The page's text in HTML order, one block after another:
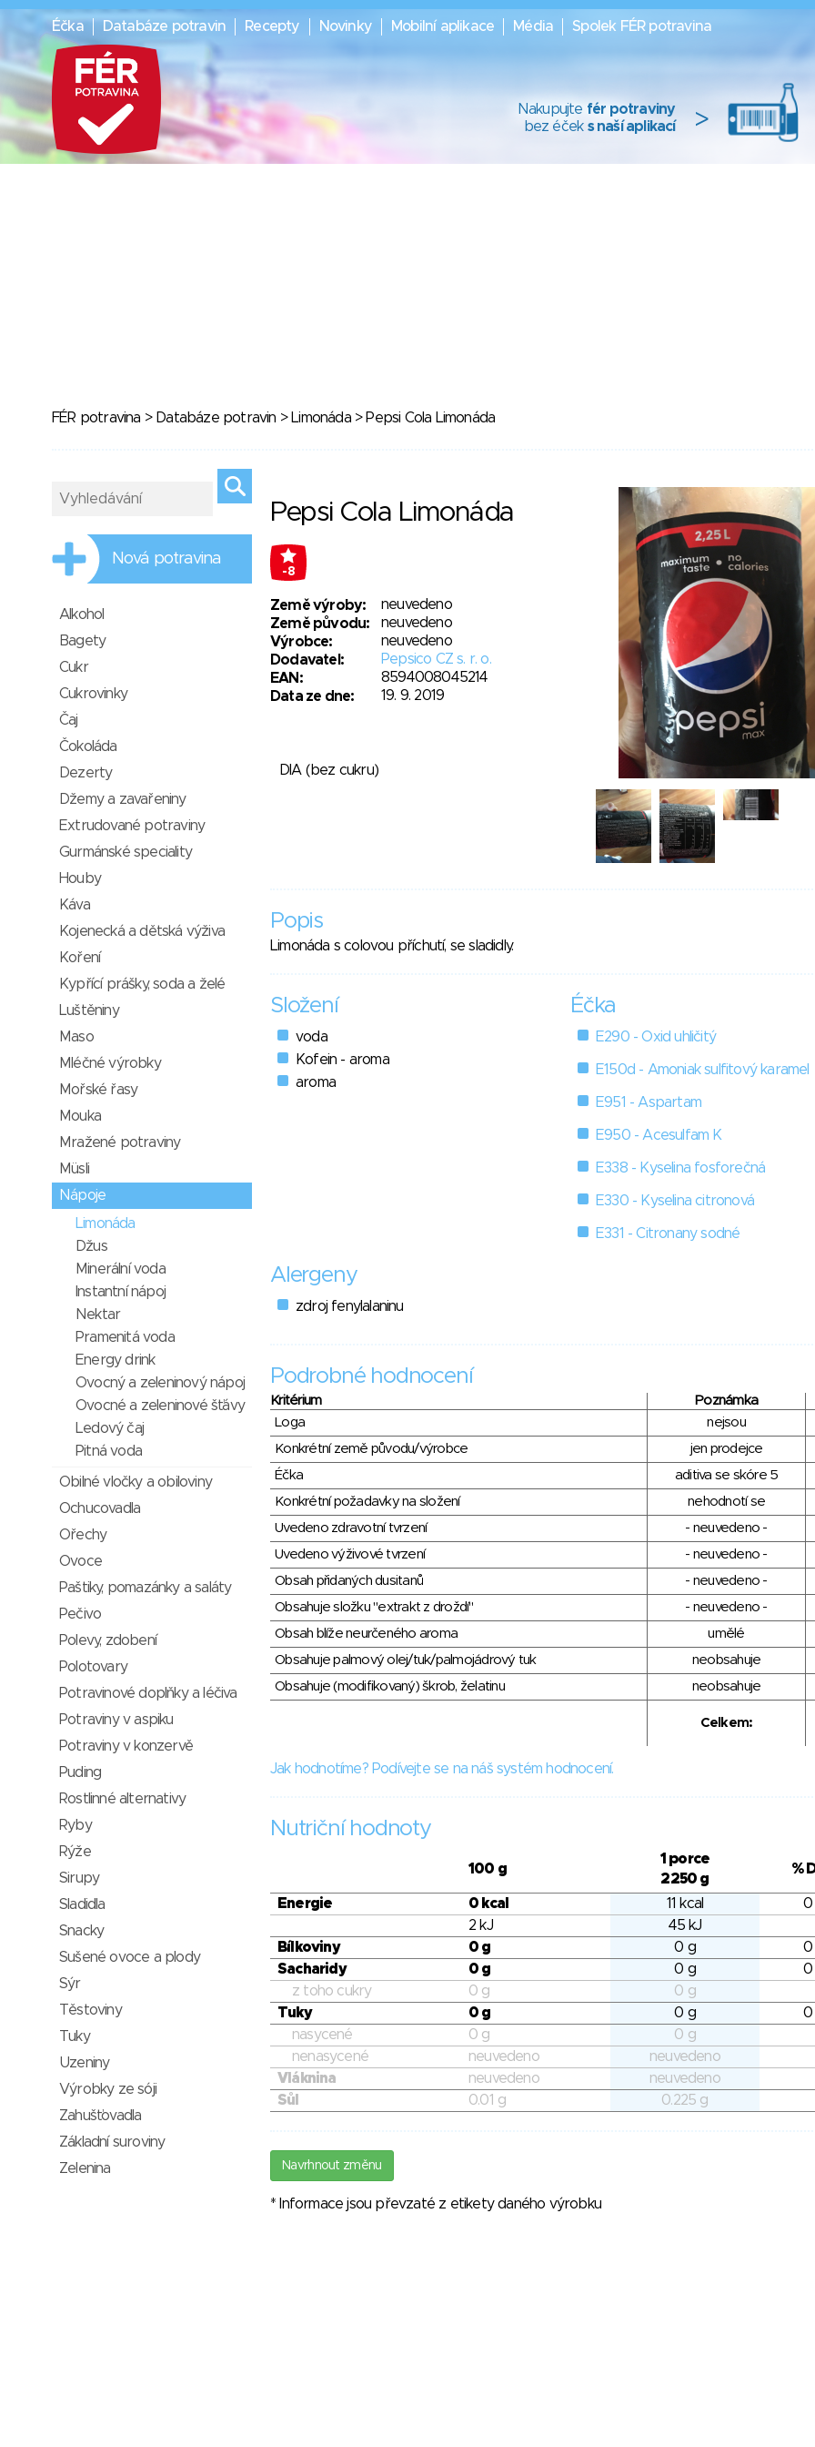
Éčka Databáze potravin Recepty Novinky Mobilní aplikace Média Spolek FÉR potravina
Nakupujte fér potraviny
bez éček s naší aplikací >
FÉR potravina > Databáze potravin > Limonáda> Pepsi Cola Limonáda
Pepsi Cola Limonáda
-8
Země výroby:
neuvedeno
Země původu:
neuvedeno
Výrobce:
neuvedeno
Dodavatel:
Pepsico CZ s. r. o.
EAN:
8594008045214
Data ze dne:
19. 9. 2019
DIA (bez cukru)
Popis
Limonáda s colovou příchutí, se sladidly.
Složení
voda
Kofein - aroma
aroma
Éčka
E290 - Oxid uhličitý
E150d - Amoniak sulfitový karamel
E951 - Aspartam
E950 - Acesulfam K
E338 - Kyselina fosforečná
E330 - Kyselina citronová
E331 - Citronany sodné
Alergeny
zdroj fenylalaninu
Podrobné hodnocení
Kritérium Poznámka
Loga
nejsou
Konkrétní země původu/výrobce
jen prodejce
Éčka
aditiva se skóre 5
Konkrétní požadavky na složení
nehodnotí se
Uvedeno zdravotní tvrzení
- neuvedeno -
Uvedeno výživové tvrzení
- neuvedeno -
Obsah přidaných dusitanů
- neuvedeno -
Obsahuje složku "extrakt z droždí"
- neuvedeno -
Obsah blíže neurčeného aroma
umělé
Obsahuje palmový olej/tuk/palmojádrový tuk
neobsahuje
Obsahuje (modifikovaný) škrob, želatinu
neobsahuje
Celkem:
Jak hodnotíme? Podívejte se na náš systém hodnocení.
Nutriční hodnoty
100 g
1 porce
2250 g
%
Energie 0 kcal 11 kcal
0
2 kJ
45 kJ
Bílkoviny
0 g 0 g
0
Sacharidy
0 g 0 g
0
z toho cukry
0 g
0 g
Tuky
0 g 0 g
0
nasycené
0 g
0 g
nenasycené
neuvedeno
neuvedeno
Vláknina
neuvedeno
neuvedeno
Sůl
0.01 g 0.225 g
Navrhnout změnu
* Informace jsou převzaté z etikety daného výrobku
Nová potravina
Alkohol
Bagety
Cukr
Cukrovinky
Čaj
Čokoláda
Dezerty
Džemy a zavařeniny
Extrudované potraviny
Gurmánské speciality
Houby
Káva
Kojenecká a dětská výživa
Koření
Kypřící prášky, soda a želé
Luštěniny
Maso
Mléčné výrobky
Mořské řasy
Mouka
Mražené potraviny
Müsli
Nápoje
Limonáda
Džus
Minerální voda
Instantní nápoj
Nektar
Pramenitá voda
Energy drink
Ovocný a zeleninový nápoj
Ovocné a zeleninové šťávy
Ledový čaj
Pitná voda
Obilné vločky a obiloviny
Ochucovadla
Ořechy
Ovoce
Paštiky, pomazánky a saláty
Pečivo
Polevy, zdobení
Polotovary
Potravinové doplňky a léčiva
Potraviny v aspiku
Potraviny v konzervě
Puding
Rostlinné alternativy
Ryby
Rýže
Sirupy
Sladidla
Snacky
Sušené ovoce a plody
Sýr
Těstoviny
Tuky
Uzeniny
Výrobky ze sóji
Zahušťovadla
Základní suroviny
Zelenina